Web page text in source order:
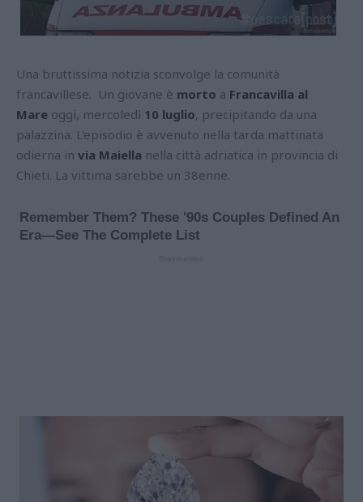
Una bruttissima notizia sconvolge la comunità
francavillese. Un giovane è morto a Francavilla al
Mare oggi, mercoledì 10 luglio, precipitando da una
palazzina. L’episodio è avvenuto nella tarda mattinata
odierna in via Maiella nella città adriatica in provincia di
Chieti. La vittima sarebbe un 38enne.